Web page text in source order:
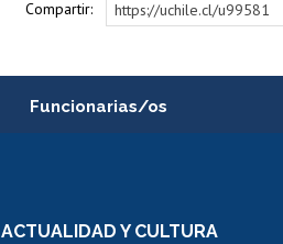
Compartir: https://uchile.cl/u99581
Funcionarias/os
Portal de movilidad interna
ACTUALIDAD Y CULTURA